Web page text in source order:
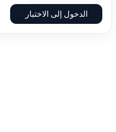
الدخول إلى الاختبار